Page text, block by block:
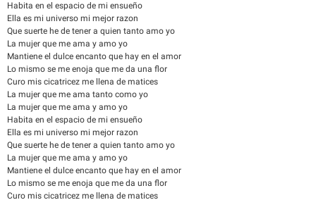
Habita en el espacio de mi ensueño
Ella es mi universo mi mejor razon
Que suerte he de tener a quien tanto amo yo
La mujer que me ama y amo yo
Mantiene el dulce encanto que hay en el amor
Lo mismo se me enoja que me da una flor
Curo mis cicatricez me llena de matices
La mujer que me ama tanto como yo
La mujer que me ama y amo yo
Habita en el espacio de mi ensueño
Ella es mi universo mi mejor razon
Que suerte he de tener a quien tanto amo yo
La mujer que me ama y amo yo
Mantiene el dulce encanto que hay en el amor
Lo mismo se me enoja que me da una flor
Curo mis cicatricez me llena de matices